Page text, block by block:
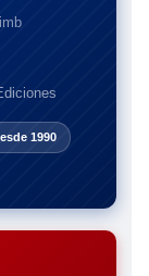
1990